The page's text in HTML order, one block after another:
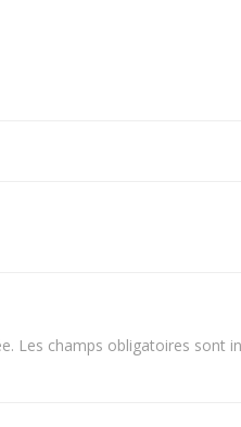
Les champs obligatoires sont